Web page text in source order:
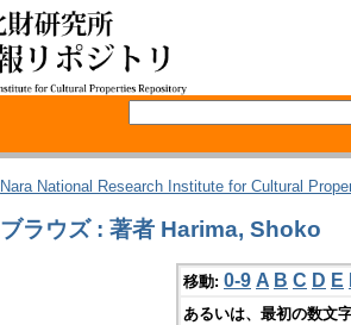
Nara National Research Institute for Cultural
ブラウズ : 著者 Harima, Shoko
移動: 0-9 A B C D E
あるいは、最初の数文